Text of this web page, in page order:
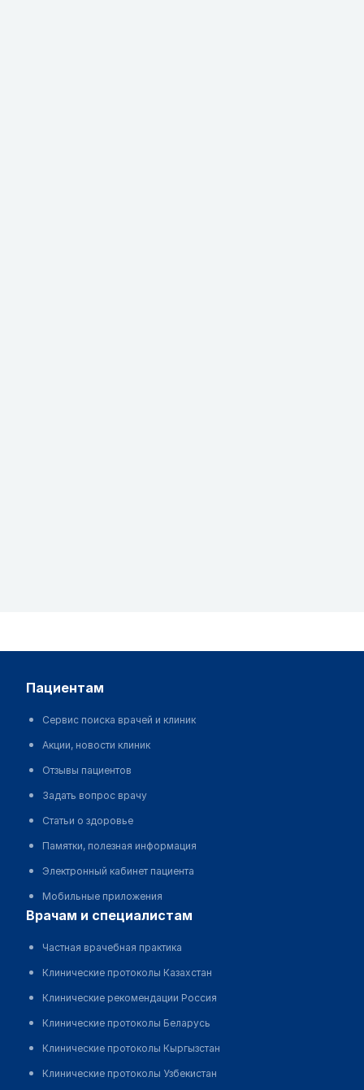
пациентам
Сервис поиска врачей и клиник
Акции, новости клиник
Отзывы пациентов
Задать вопрос врачу
Статьи о здоровье
Памятки, полезная информация
Электронный кабинет пациента
Мобильные приложения
врачам и специалистам
Частная врачебная практика
Клинические протоколы Казахстан
Клинические рекомендации Россия
Клинические протоколы Беларусь
Клинические протоколы Кыргызстан
Клинические протоколы Узбекистан